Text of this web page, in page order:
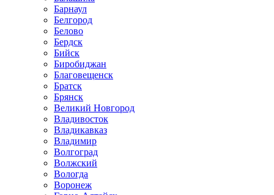
Барнаул
Белгород
Белово
Бердск
Бийск
Биробиджан
Благовещенск
Братск
Брянск
Великий Новгород
Владивосток
Владикавказ
Владимир
Волгоград
Волжский
Вологда
Воронеж